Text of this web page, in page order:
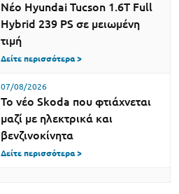
Νέο Hyundai Tucson 1.6T Full
Hybrid 239 PS σε μειωμένη
τιμή
Δείτε περισσότερα >
07/08/2026
Το νέο Skoda που φτιάχνεται
μαζί με ηλεκτρικά και
βενζινοκίνητα
Δείτε περισσότερα >